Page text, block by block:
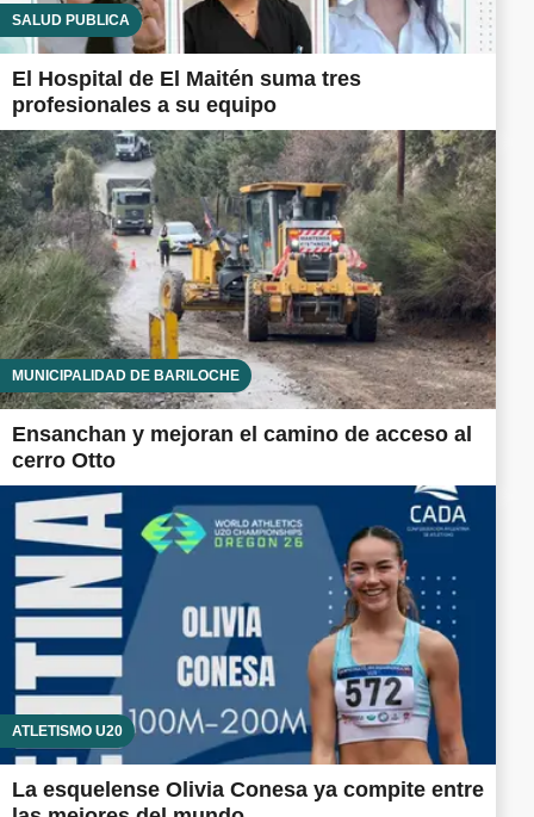
SALUD PÚBLICA
El Hospital de El Maitén suma tres
profesionales a su equipo
MUNICIPALIDAD DE BARILOCHE
Ensanchan y mejoran el camino de acceso al
cerro Otto
ATLETISMO U20
La esquelense Olivia Conesa ya compite entre